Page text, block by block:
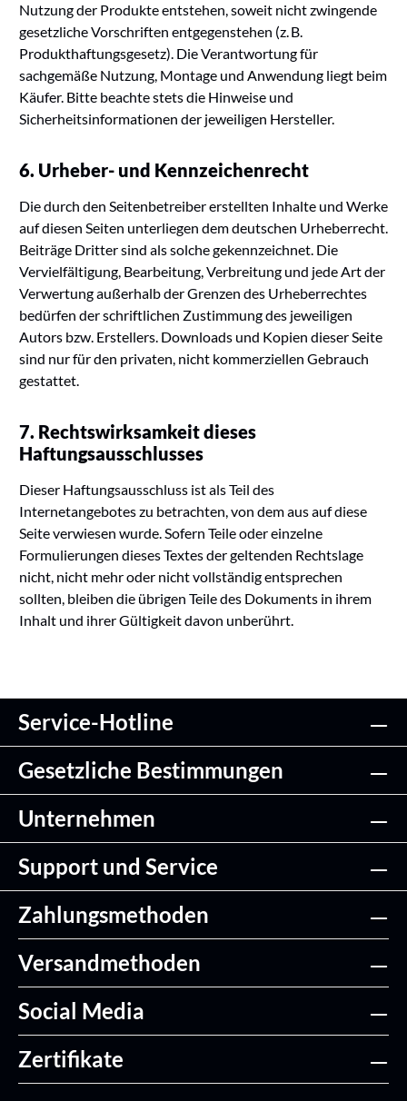
Nutzung der Produkte entstehen, soweit nicht zwingende
gesetzliche Vorschriften entgegenstehen (z. B.
Produkthaftungsgesetz). Die Verantwortung für
sachgemäße Nutzung, Montage und Anwendung liegt beim
Käufer. Bitte beachte stets die Hinweise und
Sicherheitsinformationen der jeweiligen Hersteller.
6. Urheber- und Kennzeichenrecht
Die durch den Seitenbetreiber erstellten Inhalte und Werke
auf diesen Seiten unterliegen dem deutschen Urheberrecht.
Beiträge Dritter sind als solche gekennzeichnet. Die
Vervielfältigung, Bearbeitung, Verbreitung und jede Art der
Verwertung außerhalb der Grenzen des Urheberrechtes
bedürfen der schriftlichen Zustimmung des jeweiligen
Autors bzw. Erstellers. Downloads und Kopien dieser Seite
sind nur für den privaten, nicht kommerziellen Gebrauch
gestattet.
7. Rechtswirksamkeit dieses
Haftungsausschlusses
Dieser Haftungsausschluss ist als Teil des
Internetangebotes zu betrachten, von dem aus auf diese
Seite verwiesen wurde. Sofern Teile oder einzelne
Formulierungen dieses Textes der geltenden Rechtslage
nicht, nicht mehr oder nicht vollständig entsprechen
sollten, bleiben die übrigen Teile des Dokuments in ihrem
Inhalt und ihrer Gültigkeit davon unberührt.
Service-Hotline
Gesetzliche Bestimmungen
Unternehmen
Support und Service
Zahlungsmethoden
Versandmethoden
Social Media
Zertifikate